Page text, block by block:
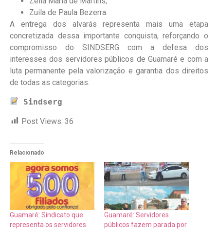
Zuila de Paula Bezerra.
A entrega dos alvarás representa mais uma etapa
concretizada dessa importante conquista, reforçando o
compromisso do SINDSERG com a defesa dos
interesses dos servidores públicos de Guamaré e com a
luta permanente pela valorização e garantia dos direitos
de todas as categorias.
Sindserg
Post Views: 36
Relacionado
Guamaré: Sindicato que
representa os servidores
Guamaré: Servidores
públicos fazem parada por